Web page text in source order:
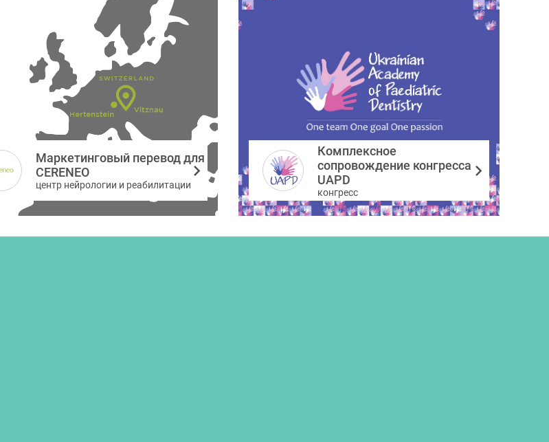
Маркетинговый перевод для
CERENEO
центр нейрологии и реабилитации
Комплексное
сопровождение конгресса
UAPD
конгресс